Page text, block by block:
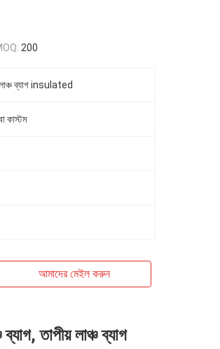
200
ব্যাগ insulated
কাস্টম
আমাদের মেইল ​​করুন
তাপীয় লাঞ্চ ব্যাগ